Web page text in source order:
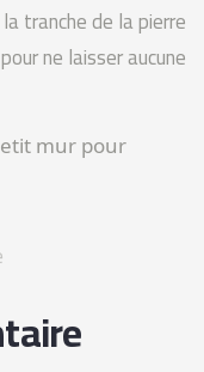
tranche de la pierre
ne laisser aucune
mur pour